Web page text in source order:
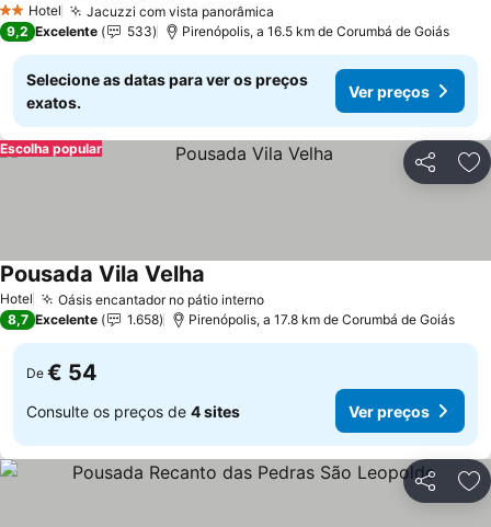
2 Estrelas
Hotel Jacuzzi com vista panorâmica
9,2 Excelente 533 Pirenópolis, a 16.5 km de Corumbá de Goiás
Selecione as datas para ver os preços
exatos.
Ver preços
Partilhar
Escolha popular
Hotel Oásis encantador no pátio internoVer preços
Pousada Vila Velha
8,7 Excelente 1.658 Pirenópolis, a 17.8 km de Corumbá de Goiás
De € 54
Consulte os preços de 4 sites Ver preços
Partilhar